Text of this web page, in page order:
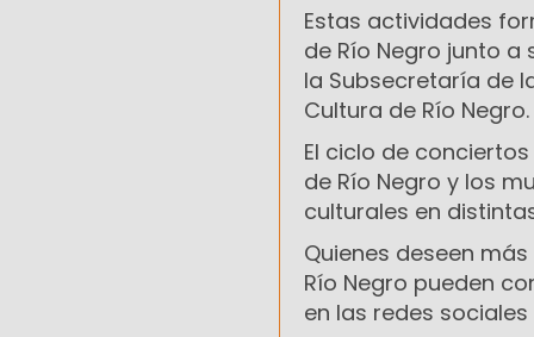
Estas actividades
de Río Negro junto
la Subsecretaría de
Cultura de Río Negro.
El ciclo de
de Río Negro y los
culturales en
Quienes deseen
Río Negro pueden
en las redes